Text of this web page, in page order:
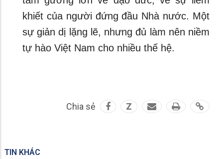
khiết của người đứng đầu Nhà nước. Một
sự giản dị lặng lẽ, nhưng đủ làm nên niềm
tự hào Việt Nam cho nhiều thế hệ.
Chia sẻ Z
TIN KHÁC